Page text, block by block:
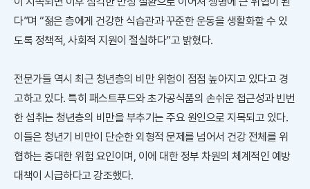
다”며 “젊은 층에게 건강한 식습관과 꾸준한 운동을 생활화할 수 있
도록 정책적, 사회적 지원이 절실하다”고 밝혔다.
전문가들 역시 최근 청년층의 비만 위험이 점점 높아지고 있다고 경
고하고 있다. 특히 패스트푸드와 초가공식품의 손쉬운 접근성과 빈번
한 섭취는 청년층의 비만을 부추기는 주요 원인으로 지목되고 있다.
이들은 청년기 비만이 단순한 외형적 문제를 넘어서 건강 전체를 위
협하는 중대한 위험 요인이며, 이에 대한 정부 차원의 체계적인 예방
대책이 시급하다고 강조했다.